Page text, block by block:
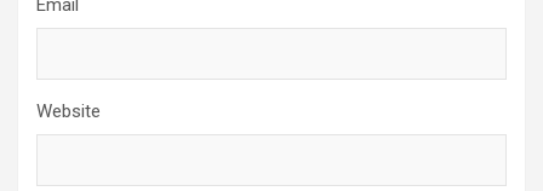
Email
Website